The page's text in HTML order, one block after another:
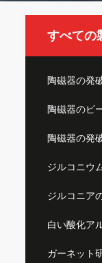
すべての
陶磁器の発
陶磁器のビ
陶磁器の発
ジルコニウ
ジルコニア
白い酸化ア
ガーネット